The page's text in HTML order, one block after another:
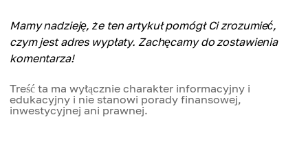
Mamy nadzieję, że ten artykuł pomógł Ci zrozumieć,
czym jest adres wypłaty. Zachęcamy do zostawienia
komentarza!
Treść ta ma wyłącznie charakter informacyjny i
edukacyjny i nie stanowi porady finansowej,
inwestycyjnej ani prawnej.